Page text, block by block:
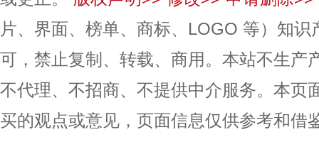
片、界面、榜单、商标、LOGO 等）知
可，禁止复制、转载、商用。本站不生产
不代理、不招商、不提供中介服务。本页
买的观点或意见，页面信息仅供参考和借